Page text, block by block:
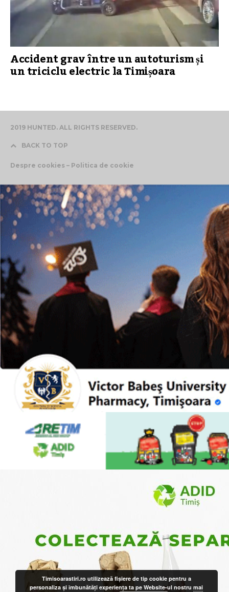
Accident grav între un autoturism și
un triciclu electric la Timișoara
2019 HUNTED. ALL RIGHTS RESERVED.
BACK TO TOP
Despre cookies – Politica de cookie
Timisoarastiri.ro utilizează fişiere de tip cookie pentru a
personaliza și îmbunătăți experiența ta pe Website-ul nostrumai